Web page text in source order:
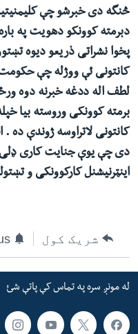
شئ
لټون
ځای
لاړ
شئ
سرمقاله
له مونږ سره په تماس کې پاتې شئ
ژبې
څنگه دی خبرشو چې
دبرمته کوونکو دهویت په
پخوا نشراتی ذریعو دیوه
کانتونی ئې ووژله چې
لطف اله ددغه خبرنه دوه
برمته کوونکی وروسته بیا
کانتونی لاتراوسه ژوندې ده
دی چې یوې جنایت کاری ډلی
اینټرنیشنل کارکوونکی و
شریک کول
له مونږ سره په تماس کې پاتې شئ